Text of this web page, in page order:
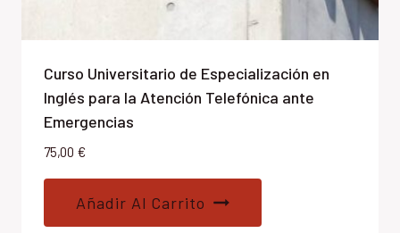
Curso Universitario de Especialización en
Inglés para la Atención Telefónica ante
Emergencias
75,00 €
Añadir Al Carrito